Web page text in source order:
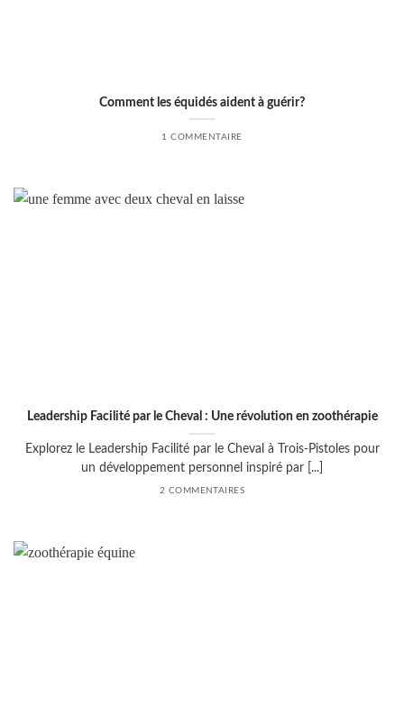
Comment les équidés aident à guérir?
1 COMMENTAIRE
Leadership Facilité par le Cheval : Une révolution en zoothérapie
Explorez le Leadership Facilité par le Cheval à Trois-Pistoles pour
un développement personnel inspiré par [...]
2 COMMENTAIRES